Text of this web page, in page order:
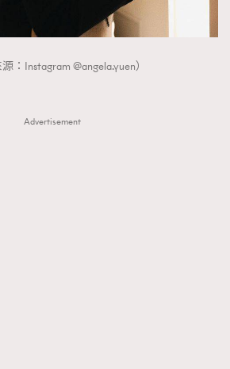
源：Instagram @angela.yuen）
Advertisement